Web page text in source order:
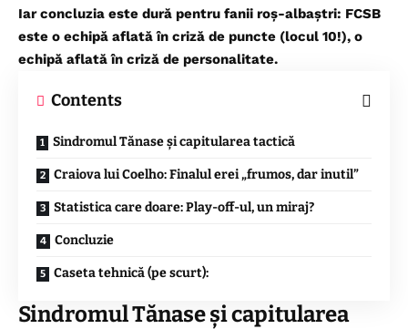
Iar concluzia este dură pentru fanii roș-albaștri: FCSB
este o echipă aflată în criză de puncte (locul 10!), o
echipă aflată în criză de personalitate.
Contents
Sindromul Tănase și capitularea tactică
Craiova lui Coelho: Finalul erei „frumos, dar inutil”
Statistica care doare: Play-off-ul, un miraj?
Concluzie
Caseta tehnică (pe scurt):
Sindromul Tănase și capitularea